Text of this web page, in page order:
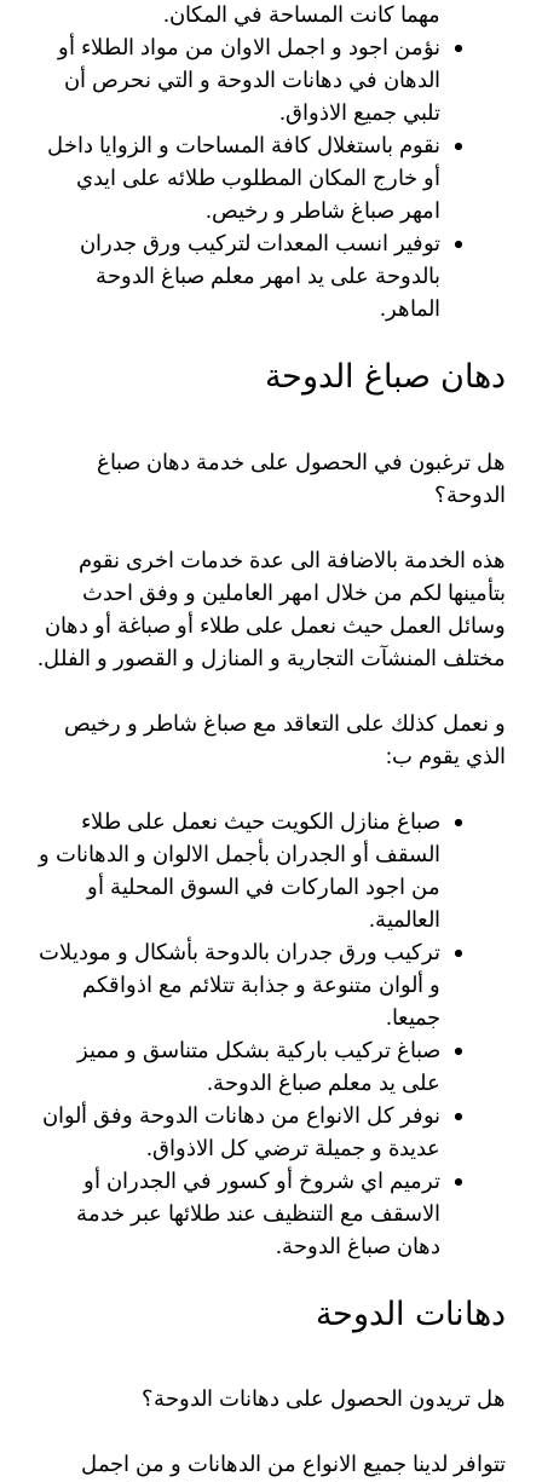
مهما كانت المساحة في المكان.
نؤمن اجود و اجمل الاوان من مواد الطلاء أو
الدهان في دهانات الدوحة و التي نحرص أن
تلبي جميع الاذواق.
نقوم باستغلال كافة المساحات و الزوايا داخل
أو خارج المكان المطلوب طلائه على ايدي
امهر صباغ شاطر و رخيص.
توفير انسب المعدات لتركيب ورق جدران
بالدوحة على يد امهر معلم صباغ الدوحة
الماهر.
دهان صباغ الدوحة
هل ترغبون في الحصول على خدمة دهان صباغ
الدوحة؟
هذه الخدمة بالاضافة الى عدة خدمات اخرى نقوم
بتأمينها لكم من خلال امهر العاملين و وفق احدث
وسائل العمل حيث نعمل على طلاء أو صباغة أو دهان
مختلف المنشآت التجارية و المنازل و القصور و الفلل.
و نعمل كذلك على التعاقد مع صباغ شاطر و رخيص
الذي يقوم ب:
صباغ منازل الكويت حيث نعمل على طلاء
السقف أو الجدران بأجمل الالوان و الدهانات و
من اجود الماركات في السوق المحلية أو
العالمية.
تركيب ورق جدران بالدوحة بأشكال و موديلات
و ألوان متنوعة و جذابة تتلائم مع اذواقكم
جميعا.
صباغ تركيب باركية بشكل متناسق و مميز
على يد معلم صباغ الدوحة.
نوفر كل الانواع من دهانات الدوحة وفق ألوان
عديدة و جميلة ترضي كل الاذواق.
ترميم اي شروخ أو كسور في الجدران أو
الاسقف مع التنظيف عند طلائها عبر خدمة
دهان صباغ الدوحة.
دهانات الدوحة
هل تريدون الحصول على دهانات الدوحة؟
تتوافر لدينا جميع الانواع من الدهانات و من اجمل